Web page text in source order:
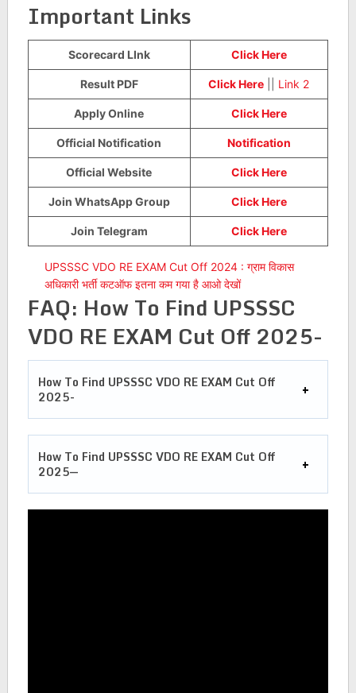
Important Links
Scorecard LInk Click Here
Result PDF Click Here Link 2
Apply Online Click Here
Official Notification Notification
Official Website Click Here
Join WhatsApp Group Click Here
Join Telegram Click Here
UPSSSC VDO RE EXAM Cut Off 2024 : ग्राम विकास
अधिकारी भर्ती कटऑफ इतना कम गया है आओ देखों
FAQ: How To Find UPSSSC
VDO RE EXAM Cut Off 2025-
How To Find UPSSSC VDO RE EXAM Cut Off
2025-
How To Find UPSSSC VDO RE EXAM Cut Off
2025—